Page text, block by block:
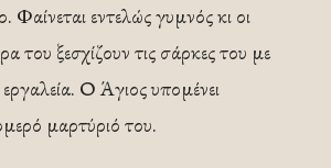
εντελώς γυμνός κι οι
του ξεσχίζουν τις σάρκες του με
εργαλεία. Ο Άγιος υπομένει
μαρτύριό του.